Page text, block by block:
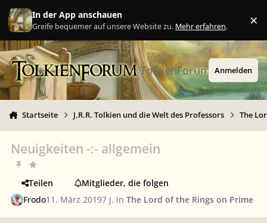
Zu Inhalt springen
In der App anschauen
Greife bequemer auf unsere Website zu. Mehr erfahren. ×
TolkienForum Anmelden
Startseite J.R.R. Tolkien und die Welt des Professors The
Neuigkeiten -:- allgemein
Teilen
Mitglieder, die folgen
Frodo11. März 20197 J. inThe Lord of the Rings on Prime